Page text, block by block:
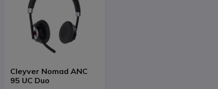
Cleyver Nomad ANC
95 UC Duo